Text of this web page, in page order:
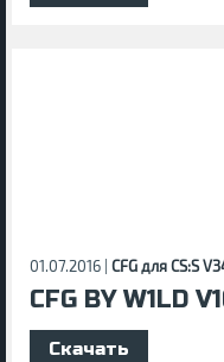
01.07.2016 | CFG для CS:S
CFG BY W1LD
Скачать